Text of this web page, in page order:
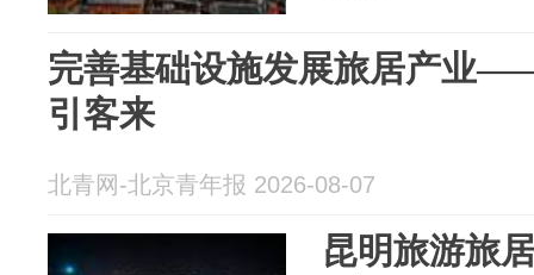
完善基础设施发展旅居产业
引客来
北青网-北京青年报 2026-08-07
昆明旅游旅